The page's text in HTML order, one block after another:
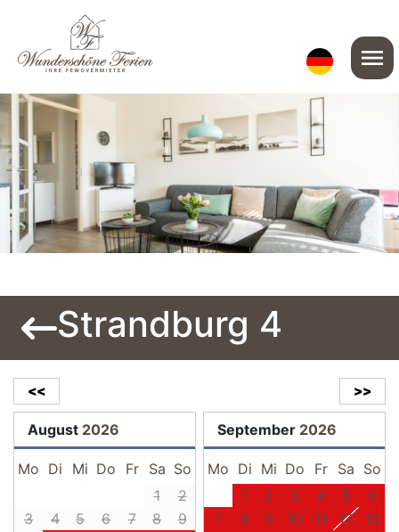
menu
Strandburg 4
>>
<<
August 2026
Mo Di Mi Do Fr Sa So
1
2
3
4 5 6 7 8
9
September 2026
Mo Di Mi Do Fr Sa So
1
2 3 4 5
6
7
8 9 10 11 12
13